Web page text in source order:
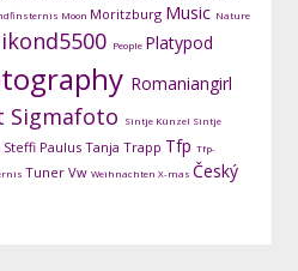
Moon Moritzburg Music Nature
People Platypod
Romaniangirl
Sigmafoto Sintje Künzel Sintje
Steffi Paulus Tanja Trapp Tfp Tfp-
Tuner Vw Weihnachten X-mas Český